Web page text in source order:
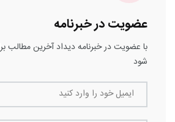
عضویت در خبرنامه
با عضویت در خبرنامه دیداد آخرین مطالب
شود
ایمیل خود را وارد کنید